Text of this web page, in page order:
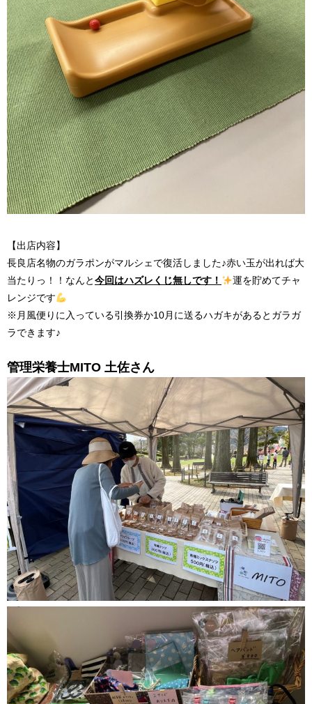
【出店内容】
長良店名物のガラポンがマルシェで復活しました♪赤い玉が出れば大
当たりっ！！なんと今回はハズレくじ無しです！
運を貯めてチャ
レンジです
※月風便りに入っている引換券か10月に送るハガキがあるとガラガ
ラできます♪
管理栄養士MITO 土佐さん